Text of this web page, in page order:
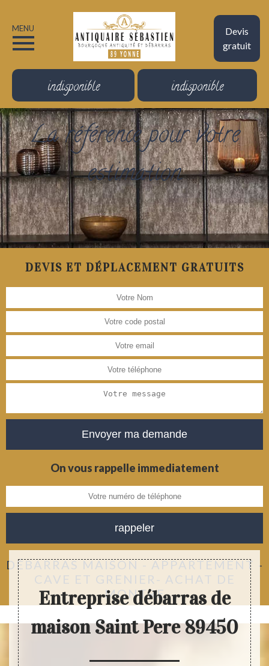
Devis
gratuit
MENU
indisponible indisponible
La référence pour votre
estimation
DEVIS ET DÉPLACEMENT GRATUITS
On vous rappelle immediatement
DÉBARRAS MAISON - APPARTEMENT -
CAVE ET GRENIER- ACHAT DE
MONTRE
Entreprise débarras de
maison Saint Pere 89450